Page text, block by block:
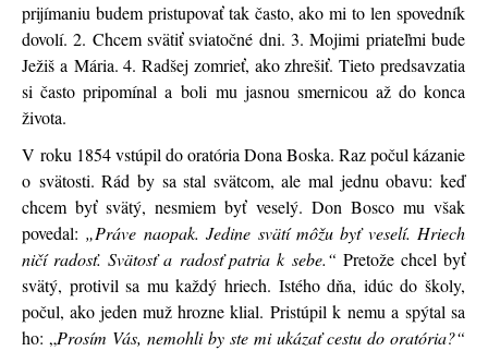
prijímaniu budem pristupovať tak často, ako mi to len spovedník
dovolí. 2. Chcem svätiť sviatočné dni. 3. Mojimi priateľmi bude
Ježiš a Mária. 4. Radšej zomrieť, ako zhrešiť. Tieto predsavzatia
si často pripomínal a boli mu jasnou smernicou až do konca
života.
V roku 1854 vstúpil do oratória Dona Boska. Raz počul kázanie
o svätosti. Rád by sa stal svätcom, ale mal jednu obavu: keď
chcem byť svätý, nesmiem byť veselý. Don Bosco mu však
povedal: „Práve naopak. Jedine svätí môžu byť veselí. Hriech
ničí radosť. Svätosť a radosť patria k sebe.“Pretože chcel byť
svätý, protivil sa mu každý hriech. Istého dňa, idúc do školy,
počul, ako jeden muž hrozne klial. Pristúpil k nemu a spýtal sa
ho: „Prosím Vás, nemohli by ste mi ukázať cestu do oratória?“